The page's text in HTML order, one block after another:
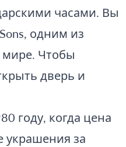
часами. Вы
одним из
Чтобы
дверь и
году, когда цена
украшения за